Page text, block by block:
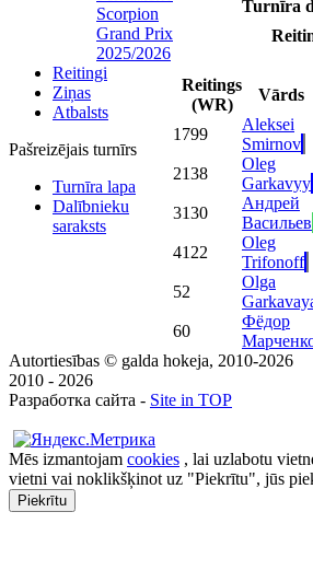
Scorpion
Grand Prix
2025/2026
Reitingi
Ziņas
Atbalsts
Pašreizējais turnīrs
Turnīra lapa
Dalībnieku
saraksts
Turnīra
Reitings
(WR)
Vārds
1 799
Aleksei
Smirnov
2138
Oleg
Garkavyy
3130
Андрей
Васильев
4122
Oleg
Trifonoff
52
Olga
60
Фёдор
Autortiesības © galda hokeja, 2010-2026
2010 - 2026
Разработка сайта - Site in TOP
Mēs izmantojam cookies , lai uzlabotu
vietni vai noklikšķinot uz "Piekrītu", jūs
Piekrītu